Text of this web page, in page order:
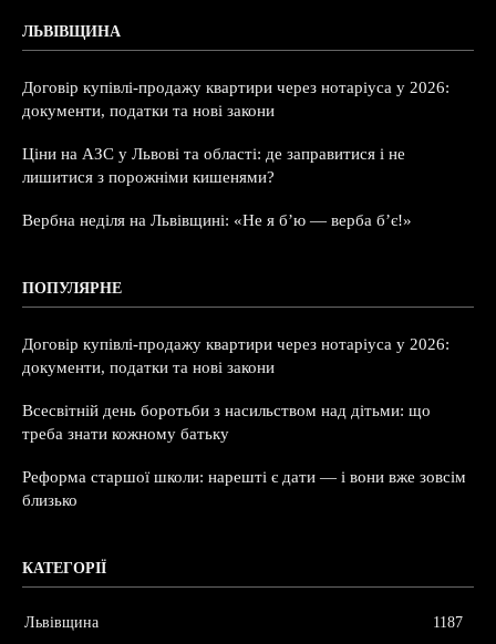
ЛЬВІВЩИНА
Договір купівлі-продажу квартири через нотаріуса у 2026:
документи, податки та нові закони
Ціни на АЗС у Львові та області: де заправитися і не
лишитися з порожніми кишенями?
Вербна неділя на Львівщині: «Не я б’ю — верба б’є!»
ПОПУЛЯРНЕ
Договір купівлі-продажу квартири через нотаріуса у 2026:
документи, податки та нові закони
Всесвітній день боротьби з насильством над дітьми: що
треба знати кожному батьку
Реформа старшої школи: нарешті є дати — і вони вже зовсім
близько
КАТЕГОРІЇ
Львівщина 1187